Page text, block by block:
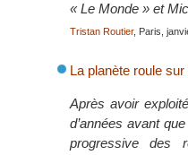
« Le Monde » et
Tristan Routier, Paris,
La planète roule
Après avoir
d’années avant
progressive des